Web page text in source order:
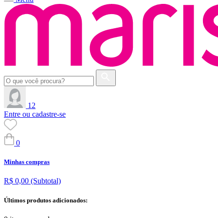
12
Entre ou cadastre-se
0
Minhas compras
R$ 0,00 (Subtotal)
Últimos produtos adicionados: